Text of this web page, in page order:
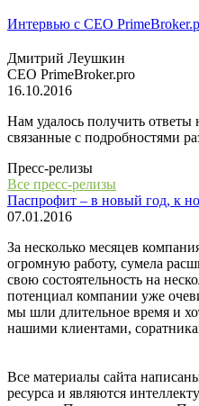
Интервью с СЕО
Дмитрий Леушкин
СЕО PrimeBroker.pro
16.10.2016
Нам удалось получить ответы
связанные с подробностями
Пресс-релизы
Все пресс-релизы
Паспрофит – в новый год, к
07.01.2016
За несколько месяцев
огромную работу, сумела
свою состоятельность на
потенциал компании уже
мы шли длительное время и
нашими клиентами,
Все материалы сайта
ресурса и являются